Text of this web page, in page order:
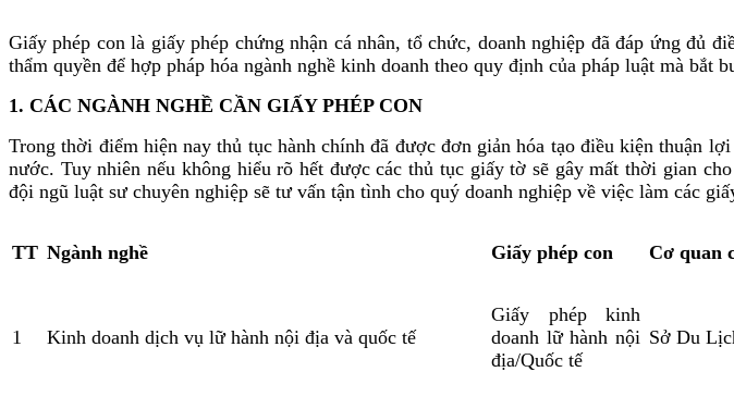
Giấy phép con là giấy phép chứng nhận cá nhân, tổ chức, doanh nghiệp đã đáp ứng đủ
thẩm quyền để hợp pháp hóa ngành nghề kinh doanh theo quy định của pháp luật mà bắt
1. CÁC NGÀNH NGHỀ CẦN GIẤY PHÉP CON
Trong thời điểm hiện nay thủ tục hành chính đã được đơn giản hóa tạo điều kiện thuận
nước. Tuy nhiên nếu không hiểu rõ hết được các thủ tục giấy tờ sẽ gây mất thời gian
đội ngũ luật sư chuyên nghiệp sẽ tư vấn tận tình cho quý doanh nghiệp về việc làm các
TT Ngành nghề Giấy phép con Cơ quan
1 Kinh doanh dịch vụ lữ hành nội địa và quốc tế
Giấy phép kinh
doanh lữ hành nội
địa/Quốc tế
Sở Du